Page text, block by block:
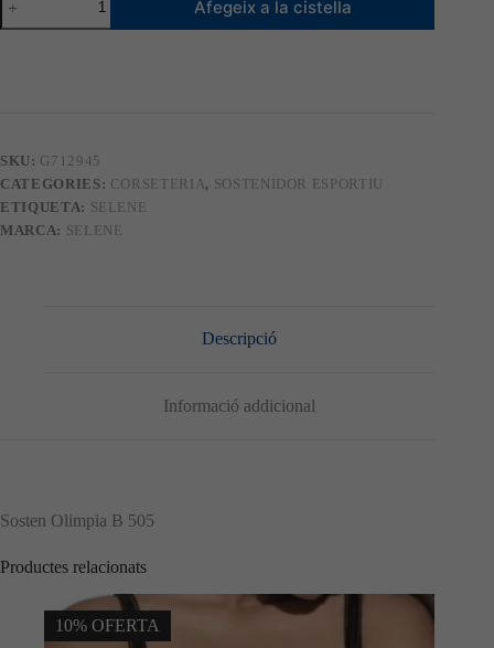
de
Sostenidor
Afegeix a la cistella
SKU: G712945
CATEGORIES: CORSETERIA, SOSTENIDOR ESPORTIU
ETIQUETA: SELENE
MARCA: SELENE
Descripció
Informació addicional
Sosten Olimpia B 505
Productes relacionats
10% OFERTA